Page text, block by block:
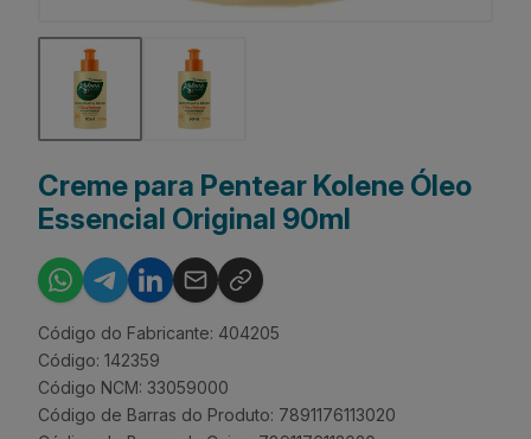
Creme para Pentear Kolene Óleo
Essencial Original 90ml
Código do Fabricante: 404205
Código: 142359
Código NCM: 33059000
Código de Barras do Produto: 7891176113020